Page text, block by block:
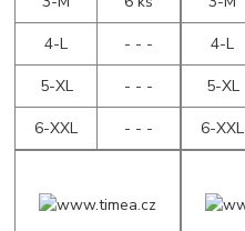
4-L
- - -
5-XL
- - -
6-XXL
- - -
4-L
5-XL
6-XXL